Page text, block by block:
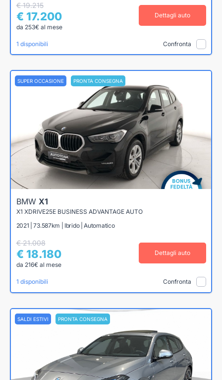
€ 19.215
€ 17.200
da 253€ al mese
Dettagli auto
1 disponibili Confronta
SUPER OCCASIONE PRONTA CONSEGNA
BMW X1
X1 XDRIVE25E BUSINESS ADVANTAGE AUTO
2021 | 73.587km | Ibrido | Automatico
€ 21.008
€ 18.180
da 216€ al mese
Dettagli auto
1 disponibili Confronta
SALDI ESTIVI PRONTA CONSEGNA